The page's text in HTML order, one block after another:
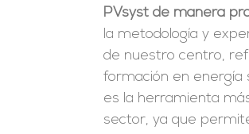
PVsyst de manera
la metodología y
de nuestro centro,
formación en energía
es la herramienta
sector, ya que